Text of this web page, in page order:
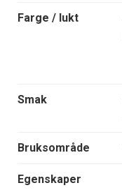
Farge / lukt
Smak
Bruksområde
Egenskaper